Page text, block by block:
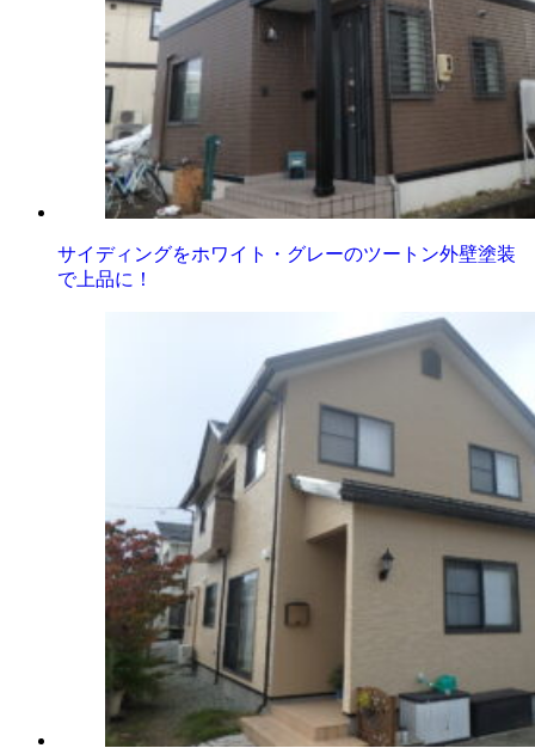
サイディングをホワイト・グレーのツートン外壁塗装
で上品に！